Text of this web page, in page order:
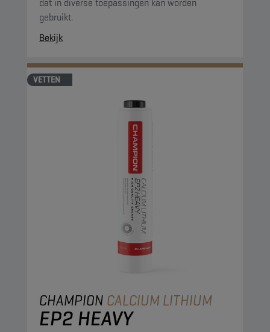
dat in diverse toepassingen kan worden
gebruikt.
Bekijk
VETTEN
CHAMPION CALCIUM LITHIUM
EP2 HEAVY